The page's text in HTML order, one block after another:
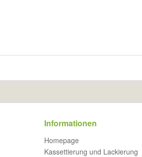
Informationen
Homepage
Kassettierung und Lackierung